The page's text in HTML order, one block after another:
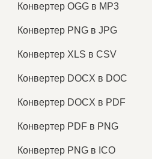
Конвертер OGG в MP3
Конвертер PNG в JPG
Конвертер XLS в CSV
Конвертер DOCX в DOC
Конвертер DOCX в PDF
Конвертер PDF в PNG
Конвертер PNG в ICO